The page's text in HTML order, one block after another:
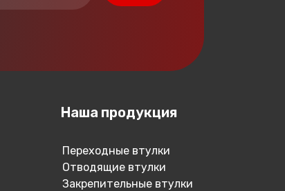
Наша продукция
Переходные втулки
Отводящие втулки
Закрепительные втулки